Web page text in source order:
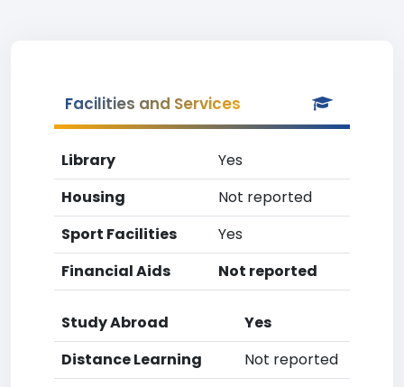
Facilities and Services
Library
Yes
Housing
Not reported
Sport Facilities
Yes
Financial Aids
Not reported
Study Abroad
Yes
Distance Learning
Not reported